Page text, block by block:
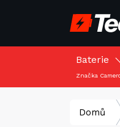
Baterie
Značka
Domů